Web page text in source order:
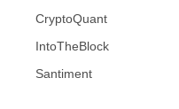
CryptoQuant
IntoTheBlock
Santiment